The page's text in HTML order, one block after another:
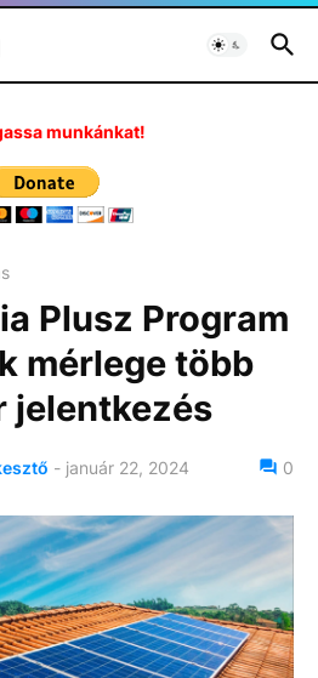
munkánkat!
Plusz Program
mérlege több
jelentkezés
- január 22, 2024 0